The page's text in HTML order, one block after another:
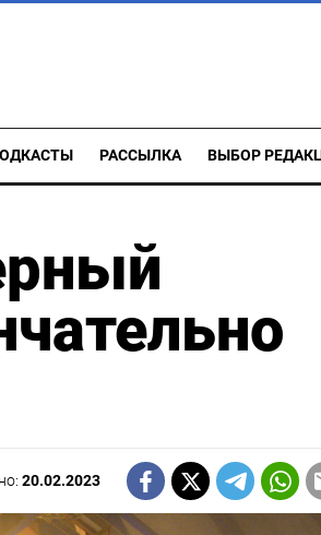
РАССЫЛКА ВЫБОР
20.02.2023